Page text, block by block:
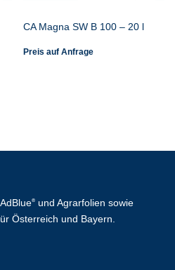
CA Magna SW B 100 – 20 l
Preis auf Anfrage
®
und Agrarfolien sowie
Österreich und Bayern.